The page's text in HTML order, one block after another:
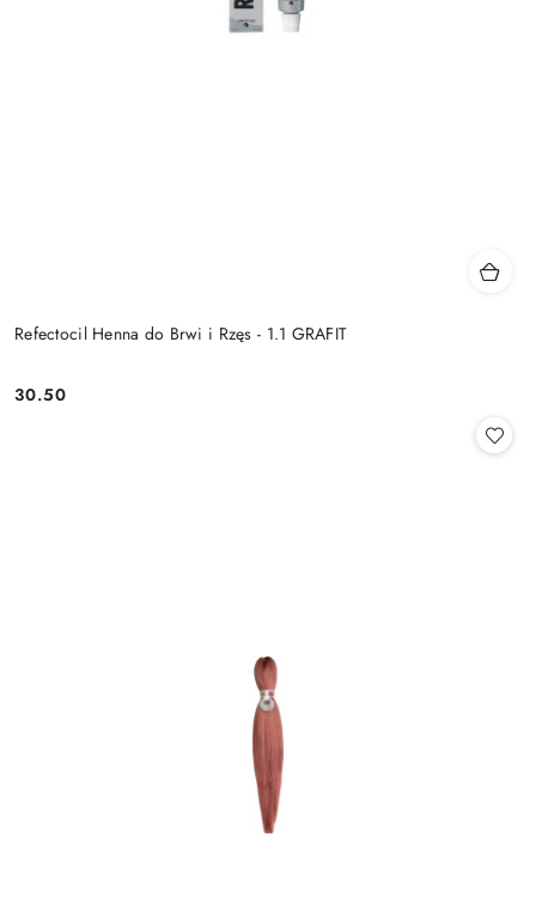
Refectocil Henna do Brwi i Rzęs - 1.1 GRAFIT
Cena:
30.50